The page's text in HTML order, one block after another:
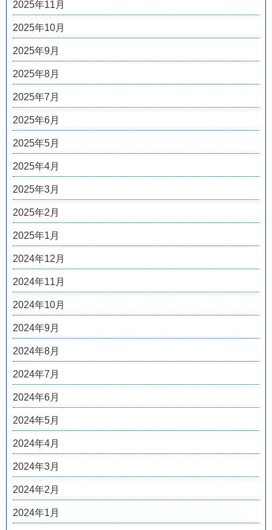
2025年11月
2025年10月
2025年9月
2025年8月
2025年7月
2025年6月
2025年5月
2025年4月
2025年3月
2025年2月
2025年1月
2024年12月
2024年11月
2024年10月
2024年9月
2024年8月
2024年7月
2024年6月
2024年5月
2024年4月
2024年3月
2024年2月
2024年1月